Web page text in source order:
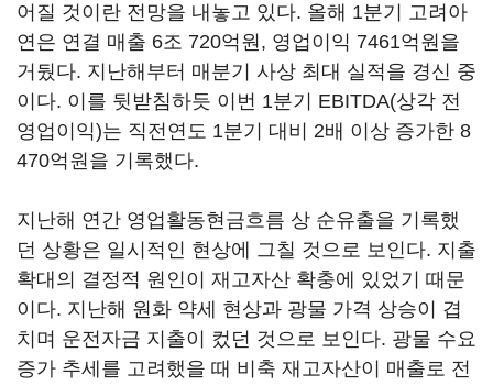
어질 것이란 전망을 내놓고 있다. 올해 1분기 고려아
연은 연결 매출 6조 720억원, 영업이익 7461억원을
거뒀다. 지난해부터 매분기 사상 최대 실적을 경신 중
이다. 이를 뒷받침하듯 이번 1분기 EBITDA(상각 전
영업이익)는 직전연도 1분기 대비 2배 이상 증가한 8
470억원을 기록했다.
지난해 연간 영업활동현금흐름 상 순유출을 기록했
던 상황은 일시적인 현상에 그칠 것으로 보인다. 지출
확대의 결정적 원인이 재고자산 확충에 있었기 때문
이다. 지난해 원화 약세 현상과 광물 가격 상승이 겹
치며 운전자금 지출이 컸던 것으로 보인다. 광물 수요
증가 추세를 고려했을 때 비축 재고자산이 매출로 전